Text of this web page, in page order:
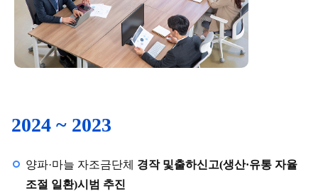
2024 ~ 2023
양파·마늘 자조금단체 경작 및출하신고(생산·유통 자율
조절 일환)시범 추진